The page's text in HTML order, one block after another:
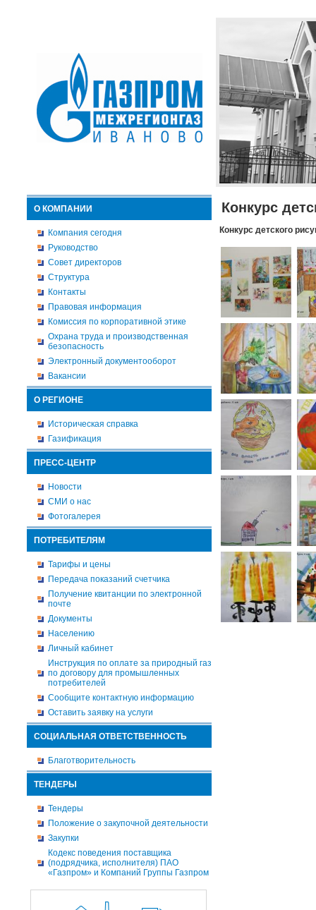
О КОМПАНИИ
Компания сегодня
Руководство
Совет директоров
Структура
Контакты
Правовая информация
Комиссия по корпоративной этике
Охрана труда и производственная
безопасность
Электронный документооборот
Вакансии
О РЕГИОНЕ
Историческая справка
Газификация
ПРЕСС-ЦЕНТР
Новости
СМИ о нас
Фотогалерея
ПОТРЕБИТЕЛЯМ
Тарифы и цены
Передача показаний счетчика
Получение квитанции по электронной
почте
Документы
Населению
Личный кабинет
Инструкция по оплате за природный газ
по договору для промышленных
потребителей
Сообщите контактную информацию
Оставить заявку на услуги
СОЦИАЛЬНАЯ ОТВЕТСТВЕННОСТЬ
Благотворительность
ТЕНДЕРЫ
Тендеры
Положение о закупочной деятельности
Закупки
Кодекс поведения поставщика
(подрядчика, исполнителя) ПАО
«Газпром» и Компаний Группы Газпром
Конкурс
Конкурс детского